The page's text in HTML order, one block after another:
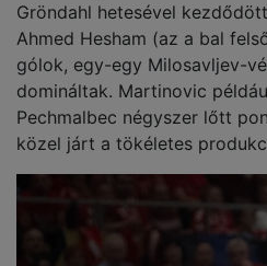
Gröndahl hetesével
Ahmed Hesham (az a bal
gólok, egy-egy Milosavljev-
domináltak. Martinovic
Pechmalbec négyszer lőtt
közel járt a tökéletes